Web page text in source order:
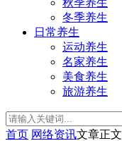
秋季养生
冬季养生
日常养生
运动养生
名家养生
美食养生
旅游养生
首页 网络资讯文章正文